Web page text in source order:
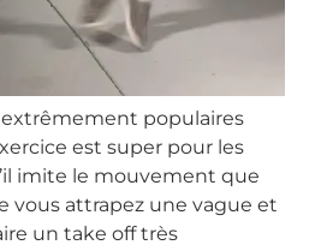
populaires
est super pour les
imite le mouvement que
vous attrapez une vague et
un take off très